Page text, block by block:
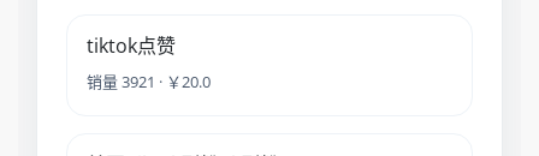
tiktok点赞
销量 3921 · ￥20.0